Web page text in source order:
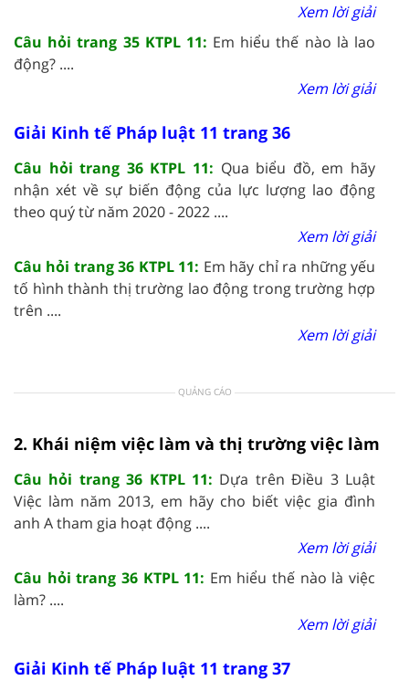
Xem lời giải
Câu hỏi trang 35 KTPL 11: Em hiểu thế nào là lao
động? ....
Xem lời giải
Giải Kinh tế Pháp luật 11 trang 36
Câu hỏi trang 36 KTPL 11: Qua biểu đồ, em hãy
nhận xét về sự biến động của lực lượng lao động
theo quý từ năm 2020 - 2022 ....
Xem lời giải
Câu hỏi trang 36 KTPL 11: Em hãy chỉ ra những yếu
tố hình thành thị trường lao động trong trường hợp
trên ....
Xem lời giải
QUẢNG CÁO
2. Khái niệm việc làm và thị trường việc làm
Câu hỏi trang 36 KTPL 11: Dựa trên Điều 3 Luật
Việc làm năm 2013, em hãy cho biết việc gia đình
anh A tham gia hoạt động ....
Xem lời giải
Câu hỏi trang 36 KTPL 11: Em hiểu thế nào là việc
làm? ....
Xem lời giải
Giải Kinh tế Pháp luật 11 trang 37